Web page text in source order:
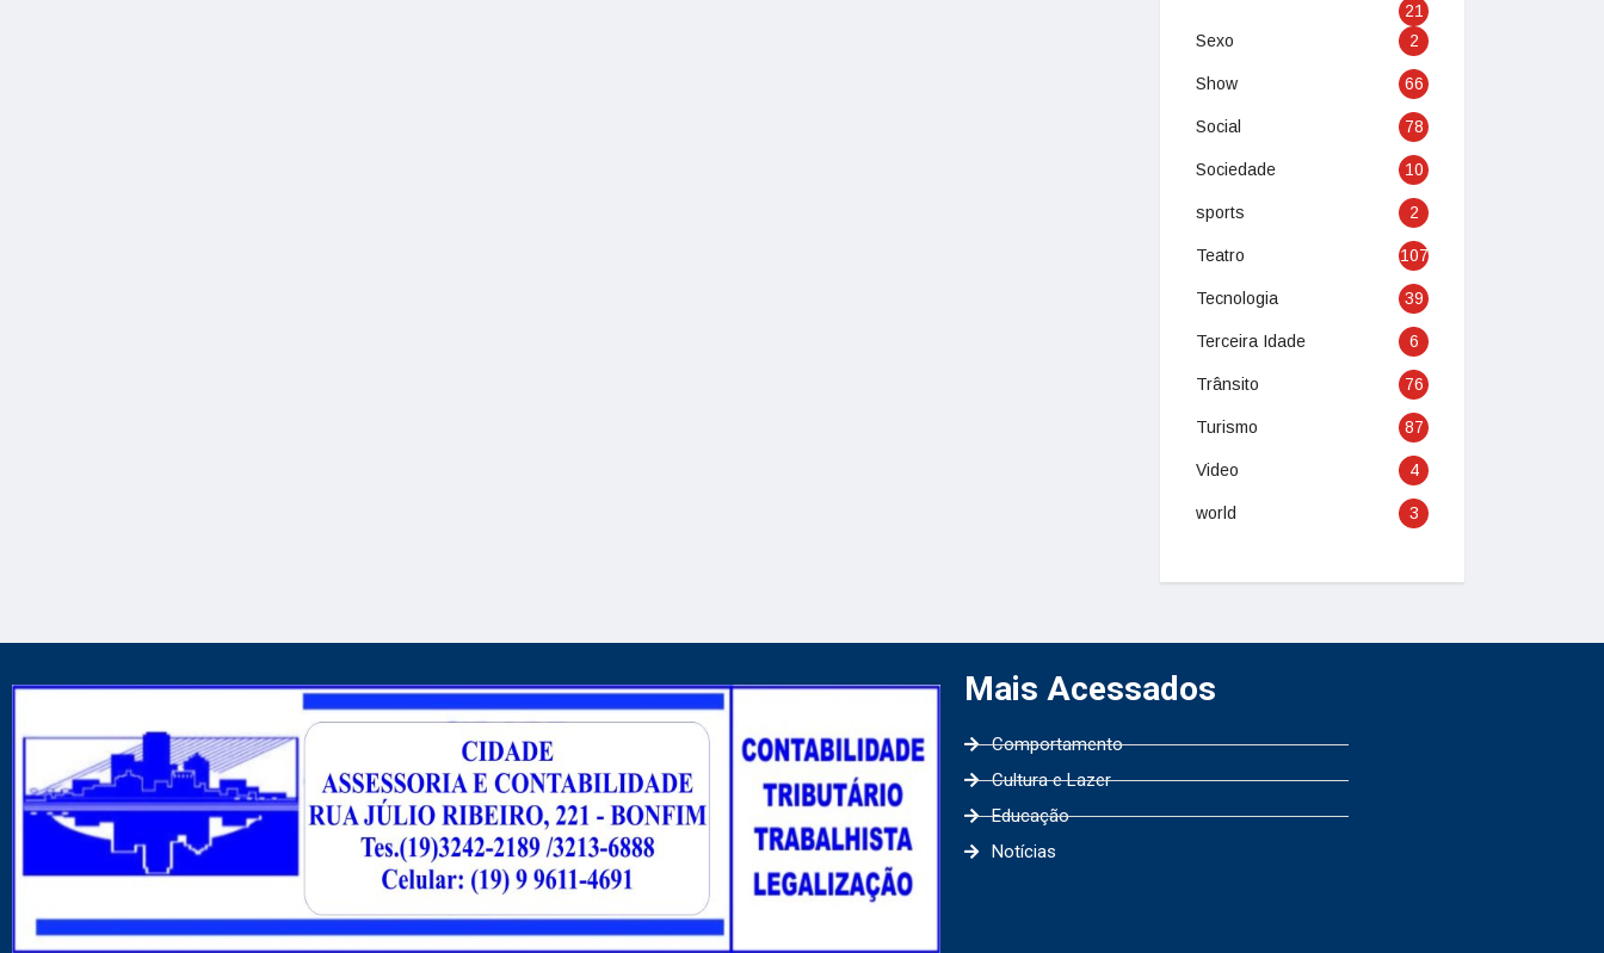
21
Sexo
2
Show 66
Social 78
Sociedade 10
sports 2
Teatro 107
Tecnologia 39
Terceira Idade 6
Trânsito 76
Turismo 87
Video 4
world 3
Mais Acessados
Comportamento
Cultura e Lazer
Educação
Notícias